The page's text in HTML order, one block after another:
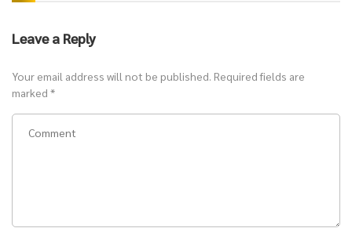
Leave a Reply
Your email address will not be published. Required fields are
marked *